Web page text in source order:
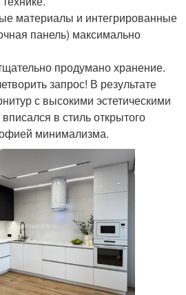
материалы и интегрированные
панель) максимально
продумано хранение.
запрос! В результате
с высокими эстетическими
в стиль открытого
минимализма.